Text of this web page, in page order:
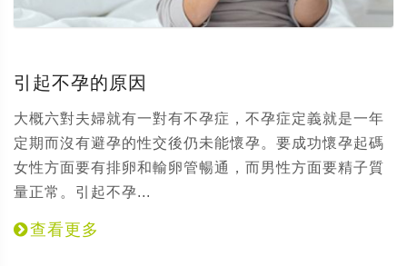
引起不孕的原因
大概六對夫婦就有一對有不孕症，不孕症定義就是一年
定期而沒有避孕的性交後仍未能懷孕。要成功懷孕起碼
女性方面要有排卵和輸卵管暢通，而男性方面要精子質
量正常。引起不孕...
查看更多